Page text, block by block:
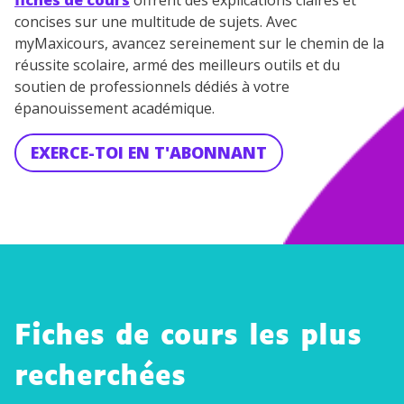
concises sur une multitude de sujets. Avec
myMaxicours, avancez sereinement sur le chemin de la
réussite scolaire, armé des meilleurs outils et du
soutien de professionnels dédiés à votre
épanouissement académique.
EXERCE-TOI EN T'ABONNANT
Fiches de cours les plus
recherchées
Établir